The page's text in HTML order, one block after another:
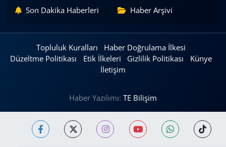
Son Dakika Haberleri Haber Arşivi
Topluluk Kuralları
Haber Doğrulama İlkesi
Düzeltme Politikası
Etik İlkeleri Gizlilik Politikası
Künye
İletişim
Haber Yazılımı: TE Bilişim